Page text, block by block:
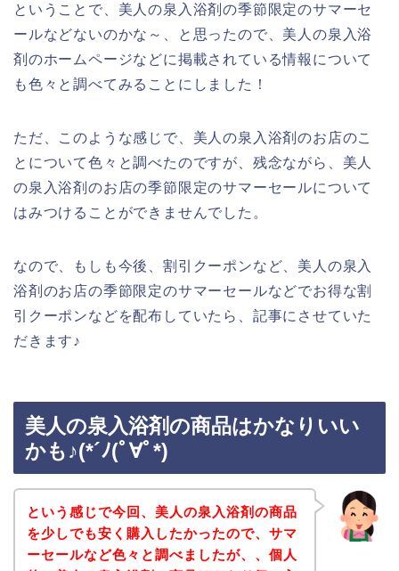
ということで、美人の泉入浴剤の季節限定のサマーセ
ールなどないのかな～、と思ったので、美人の泉入浴
剤のホームページなどに掲載されている情報について
も色々と調べてみることにしました！
ただ、このような感じで、美人の泉入浴剤のお店のこ
とについて色々と調べたのですが、残念ながら、美人
の泉入浴剤のお店の季節限定のサマーセールについて
はみつけることができませんでした。
なので、もしも今後、割引クーポンなど、美人の泉入
浴剤のお店の季節限定のサマーセールなどでお得な割
引クーポンなどを配布していたら、記事にさせていた
だきます♪
美人の泉入浴剤の商品はかなりいい
かも♪(*´ﾉ(ﾟ∀ﾟ*)
という感じで今回、美人の泉入浴剤の商品
を少しでも安く購入したかったので、サマ
ーセールなど色々と調べましたが、、個人